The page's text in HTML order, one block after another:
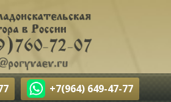
+7(964) 649-47-77